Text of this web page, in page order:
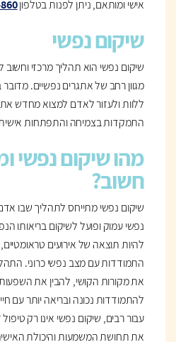
אישי ומותאם, ניתן לפנות בטלפון
שיקום נפשי
שיקום נפשי הוא תהליך מרכזי
מגוון רחב של אתגרים נפשיים.
ללוות ולעזור לאדם למצוא מחדש את
התמקדות בצמיחה והתפתחות
מהו שיקום נפשי
חשוב?
שיקום נפשי מתייחס לתהליך שבו
נפשי עמוק ופועל לשיקום בריאותו
להיות תוצאה של אירועים טראומטיים,
התמודדות עם מצב נפשי כרוני.
את מקורות הקושי, להבין את
להתמודדות נכונה ובריאה יותר עם חיי
עבור רבים, שיקום נפשי אינו רק
את תחושת המשמעות והיכולת